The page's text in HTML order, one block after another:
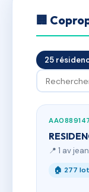
🏢
25
AA0889147
📍 1 av
🏠 277